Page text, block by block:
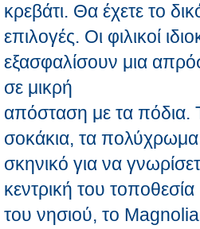
κρεβάτι. Θα έχετε το
επιλογές. Οι φιλικοί
εξασφαλίσουν μια
σε μικρή
απόσταση με τα πόδια.
σοκάκια, τα πολύχρωμα
σκηνικό για να
κεντρική του
του νησιού, το Magnolia